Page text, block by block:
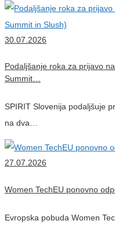
30.07.2026
Podaljšanje roka za prijavo
Summit…
SPIRIT Slovenija podaljšuje
na dva…
27.07.2026
Women TechEU ponovno
Evropska pobuda Women